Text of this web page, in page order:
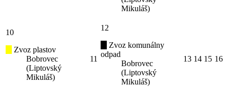
Mikuláš)
10
Zvoz plastov
Bobrovec
(Liptovský
Mikuláš)
11
12
Zvoz komunálny
odpad
Bobrovec
(Liptovský
Mikuláš)
13 14 15 16